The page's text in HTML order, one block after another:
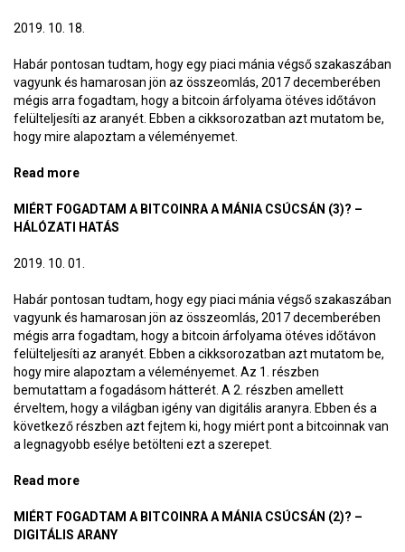
2019. 10. 18.
Habár pontosan tudtam, hogy egy piaci mánia végső szakaszában
vagyunk és hamarosan jön az összeomlás, 2017 decemberében
mégis arra fogadtam, hogy a bitcoin árfolyama ötéves időtávon
felülteljesíti az aranyét. Ebben a cikksorozatban azt mutatom be,
hogy mire alapoztam a véleményemet.
Read more
MIÉRT FOGADTAM A BITCOINRA A MÁNIA CSÚCSÁN (3)? –
HÁLÓZATI HATÁS
2019. 10. 01.
Habár pontosan tudtam, hogy egy piaci mánia végső szakaszában
vagyunk és hamarosan jön az összeomlás, 2017 decemberében
mégis arra fogadtam, hogy a bitcoin árfolyama ötéves időtávon
felülteljesíti az aranyét. Ebben a cikksorozatban azt mutatom be,
hogy mire alapoztam a véleményemet. Az 1. részben
bemutattam a fogadásom hátterét. A 2. részben amellett
érveltem, hogy a világban igény van digitális aranyra. Ebben és a
következő részben azt fejtem ki, hogy miért pont a bitcoinnak van
a legnagyobb esélye betölteni ezt a szerepet.
Read more
MIÉRT FOGADTAM A BITCOINRA A MÁNIA CSÚCSÁN (2)? –
DIGITÁLIS ARANY